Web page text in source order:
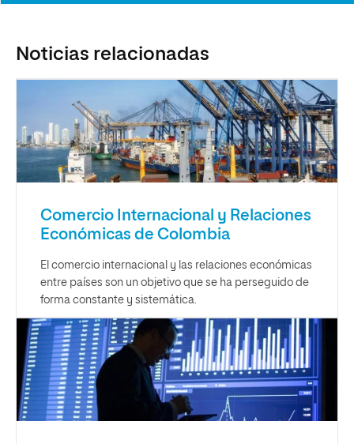
Noticias relacionadas
Comercio Internacional y Relaciones
Económicas de Colombia
El comercio internacional y las relaciones económicas
entre países son un objetivo que se ha perseguido de
forma constante y sistemática.